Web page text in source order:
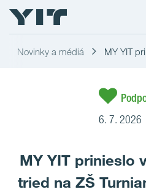
Novinky a médiá MY YIT
6. 7. 2026
MY YIT prinieslo
tried na ZŠ